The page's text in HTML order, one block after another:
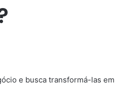
e busca transformá-las em